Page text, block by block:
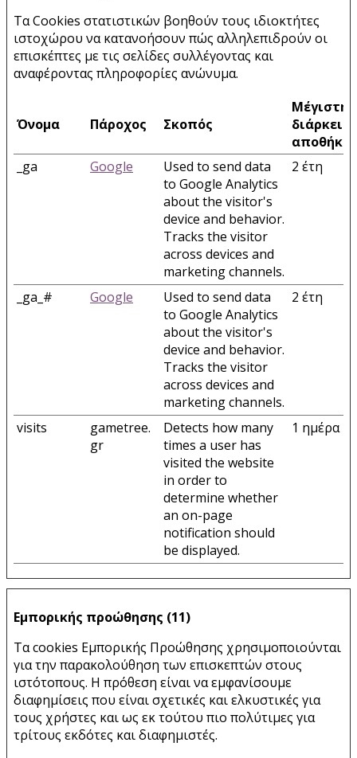
Τα Cookies στατιστικών βοηθούν τους ιδιοκτήτες
ιστοχώρου να κατανοήσουν πώς αλληλεπιδρούν οι
επισκέπτες με τις σελίδες συλλέγοντας και
αναφέροντας πληροφορίες ανώνυμα.
Όνομα Πάροχος Σκοπός
Μέγιστη
διάρκεια
_ga
Google
Used to send data
to Google Analytics
about the visitor's
device and behavior.
Tracks the visitor
across devices and
marketing channels.
2 έτη
_ga_# Google
Used to send data
to Google Analytics
about the visitor's
device and behavior.
Tracks the visitor
across devices and
marketing channels.
2 έτη
visits
gametree.
gr
Detects how many
times a user has
visited the website
in order to
determine whether
an on-page
notification should
be displayed.
1 ημέρα
Εμπορικής προώθησης (11)
Τα cookies Εμπορικής Προώθησης χρησιμοποιούνται
για την παρακολούθηση των επισκεπτών στους
ιστότοπους. Η πρόθεση είναι να εμφανίσουμε
διαφημίσεις που είναι σχετικές και ελκυστικές για
τους χρήστες και ως εκ τούτου πιο πολύτιμες για
τρίτους εκδότες και διαφημιστές.